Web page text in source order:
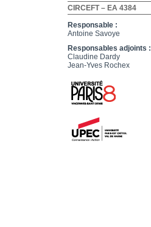
CIRCEFT – EA 4384
Responsable :
Antoine Savoye
Responsables adjoints :
Claudine Dardy
Jean-Yves Rochex